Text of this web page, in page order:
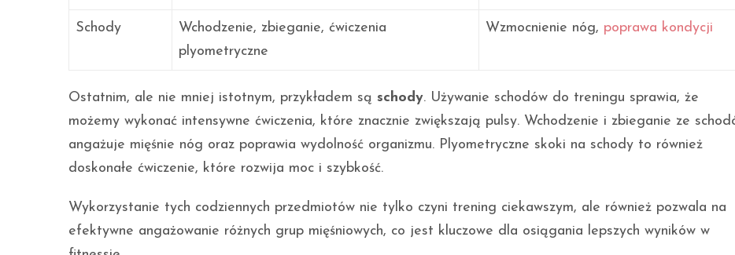
Schody
Wchodzenie, zbieganie, ćwiczenia
plyometryczne
Wzmocnienie nóg, poprawa kondycji
Ostatnim, ale nie mniej istotnym, przykładem są schody. Używanie schodów do treningu sprawia, że
możemy wykonać intensywne ćwiczenia, które znacznie zwiększają pulsy. Wchodzenie i zbieganie ze
angażuje mięśnie nóg oraz poprawia wydolność organizmu. Plyometryczne skoki na schody to również
doskonałe ćwiczenie, które rozwija moc i szybkość.
Wykorzystanie tych codziennych przedmiotów nie tylko czyni trening ciekawszym, ale również pozwala na
efektywne angażowanie różnych grup mięśniowych, co jest kluczowe dla osiągania lepszych wyników w